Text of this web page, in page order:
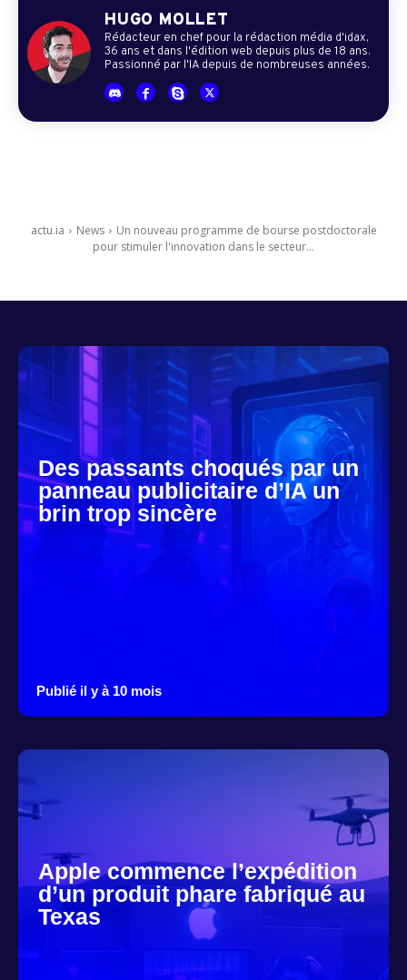
HUGO MOLLET
Rédacteur en chef pour la rédaction média d'idax,
36 ans et dans l'édition web depuis plus de 18 ans.
Passionné par l'IA depuis de nombreuses années.
actu.ia News
Un nouveau programme de bourse postdoctorale
pour stimuler l'innovation dans le secteur...
Des passants choqués par un
panneau publicitaire d’IA un
brin trop sincère
Publié il y à 10 mois
Apple commence l’expédition
d’un produit phare fabriqué au
Texas